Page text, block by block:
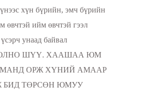
хүн бүрийн, эмч бүрийн
өвчтэй ийм өвчтэй гээл
унаад байвал
ШҮҮ. ХААШАА ЮМ
ОРЖ ХҮНИЙ АМААР
БИД ТӨРСӨН ЮМУУ